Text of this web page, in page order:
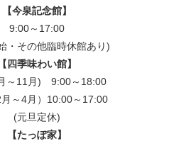
【今泉記念館】
9:00～17:00
・その他臨時休館あり)
【四季味わい館】
～11月) 9:00～18:00
～4月）10:00～17:00
(元旦定休)
【たっぽ家】